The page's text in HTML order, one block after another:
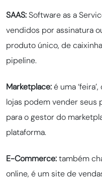
SAAS:Software as a
vendidos por assinatura
produto único, de
pipeline.
Marketplace:é uma
lojas podem vender seus
para o gestor do
plataforma.
E-Commerce:também
online, é um site de